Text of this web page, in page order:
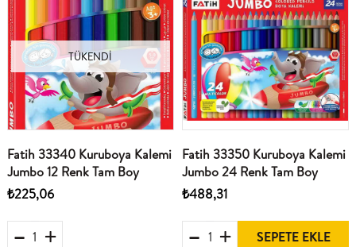
TÜKENDI
Fatih 33340 Kuruboya Kalemi
Jumbo 12 Renk Tam Boy
₺225,06
Fatih 33350 Kuruboya Kalemi
Jumbo 24 Renk Tam Boy
₺488,31
SEPETE EKLE